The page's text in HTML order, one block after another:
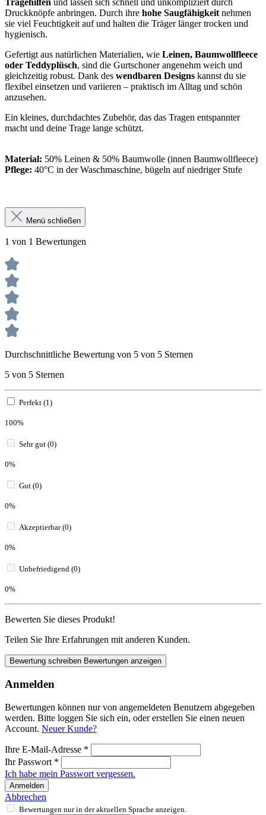
Druckknöpfe anbringen. Durch ihre hohe Saugfähigkeit nehmen
sie viel Feuchtigkeit auf und halten die Träger länger trocken und
hygienisch.
Gefertigt aus natürlichen Materialien, wie Leinen, Baumwollfleece
oder Teddyplüsch, sind die Gurtschoner angenehm weich und
gleichzeitig robust. Dank des wendbaren Designs kannst du sie
flexibel einsetzen und variieren – praktisch im Alltag und schön
anzusehen.
Ein kleines, durchdachtes Zubehör, das das Tragen entspannter
macht und deine Trage lange schützt.
Material: 50% Leinen & 50% Baumwolle (innen Baumwollfleece)
Pflege: 40°C in der Waschmaschine, bügeln auf niedriger Stufe
Menü schließen
1 von 1 Bewertungen
Durchschnittliche Bewertung von 5 von 5 Sternen
5 von 5 Sternen
Perfekt (1)
100%
Sehr gut (0)
0%
Gut (0)
0%
Akzeptierbar (0)
0%
Unbefriedigend (0)
0%
Bewerten Sie dieses Produkt!
Teilen Sie Ihre Erfahrungen mit anderen Kunden.
Bewertung schreiben Bewertungen anzeigen
Anmelden
Bewertungen können nur von angemeldeten Benutzern abgegeben
werden. Bitte loggen Sie sich ein, oder erstellen Sie einen neuen
Account. Neuer Kunde?
Ihre E-Mail-Adresse *
Ihr Passwort *
Ich habe mein Passwort vergessen.
Anmelden
Abbrechen
Bewertungen nur in der aktuellen Sprache anzeigen.